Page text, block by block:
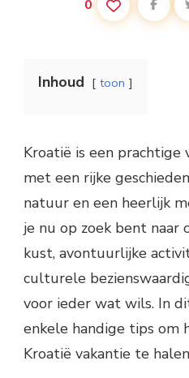
0
Inhoud toon
Kroatië is een prachtige
met een rijke
natuur en een heerlijk
je nu op zoek bent naar
kust, avontuurlijke
culturele
voor ieder wat wils. In
enkele handige tips om
Kroatië vakantie te